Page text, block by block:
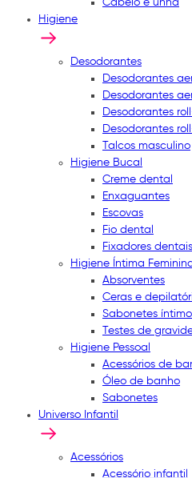
Cabelo e unha
Higiene
Desodorantes
Desodorantes
Desodorantes
Desodorantes
Desodorantes
Talcos masculino
Higiene Bucal
Creme dental
Enxaguantes
Escovas
Fio dental
Fixadores dentais
Higiene Íntima
Absorventes
Ceras e
Sabonetes
Testes de
Higiene Pessoal
Acessórios de
Óleo de banho
Sabonetes
Universo Infantil
Acessórios
Acessório infantil